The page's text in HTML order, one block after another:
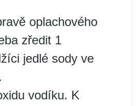
oplachového
zředit 1
jedlé sody ve
vodíku. K